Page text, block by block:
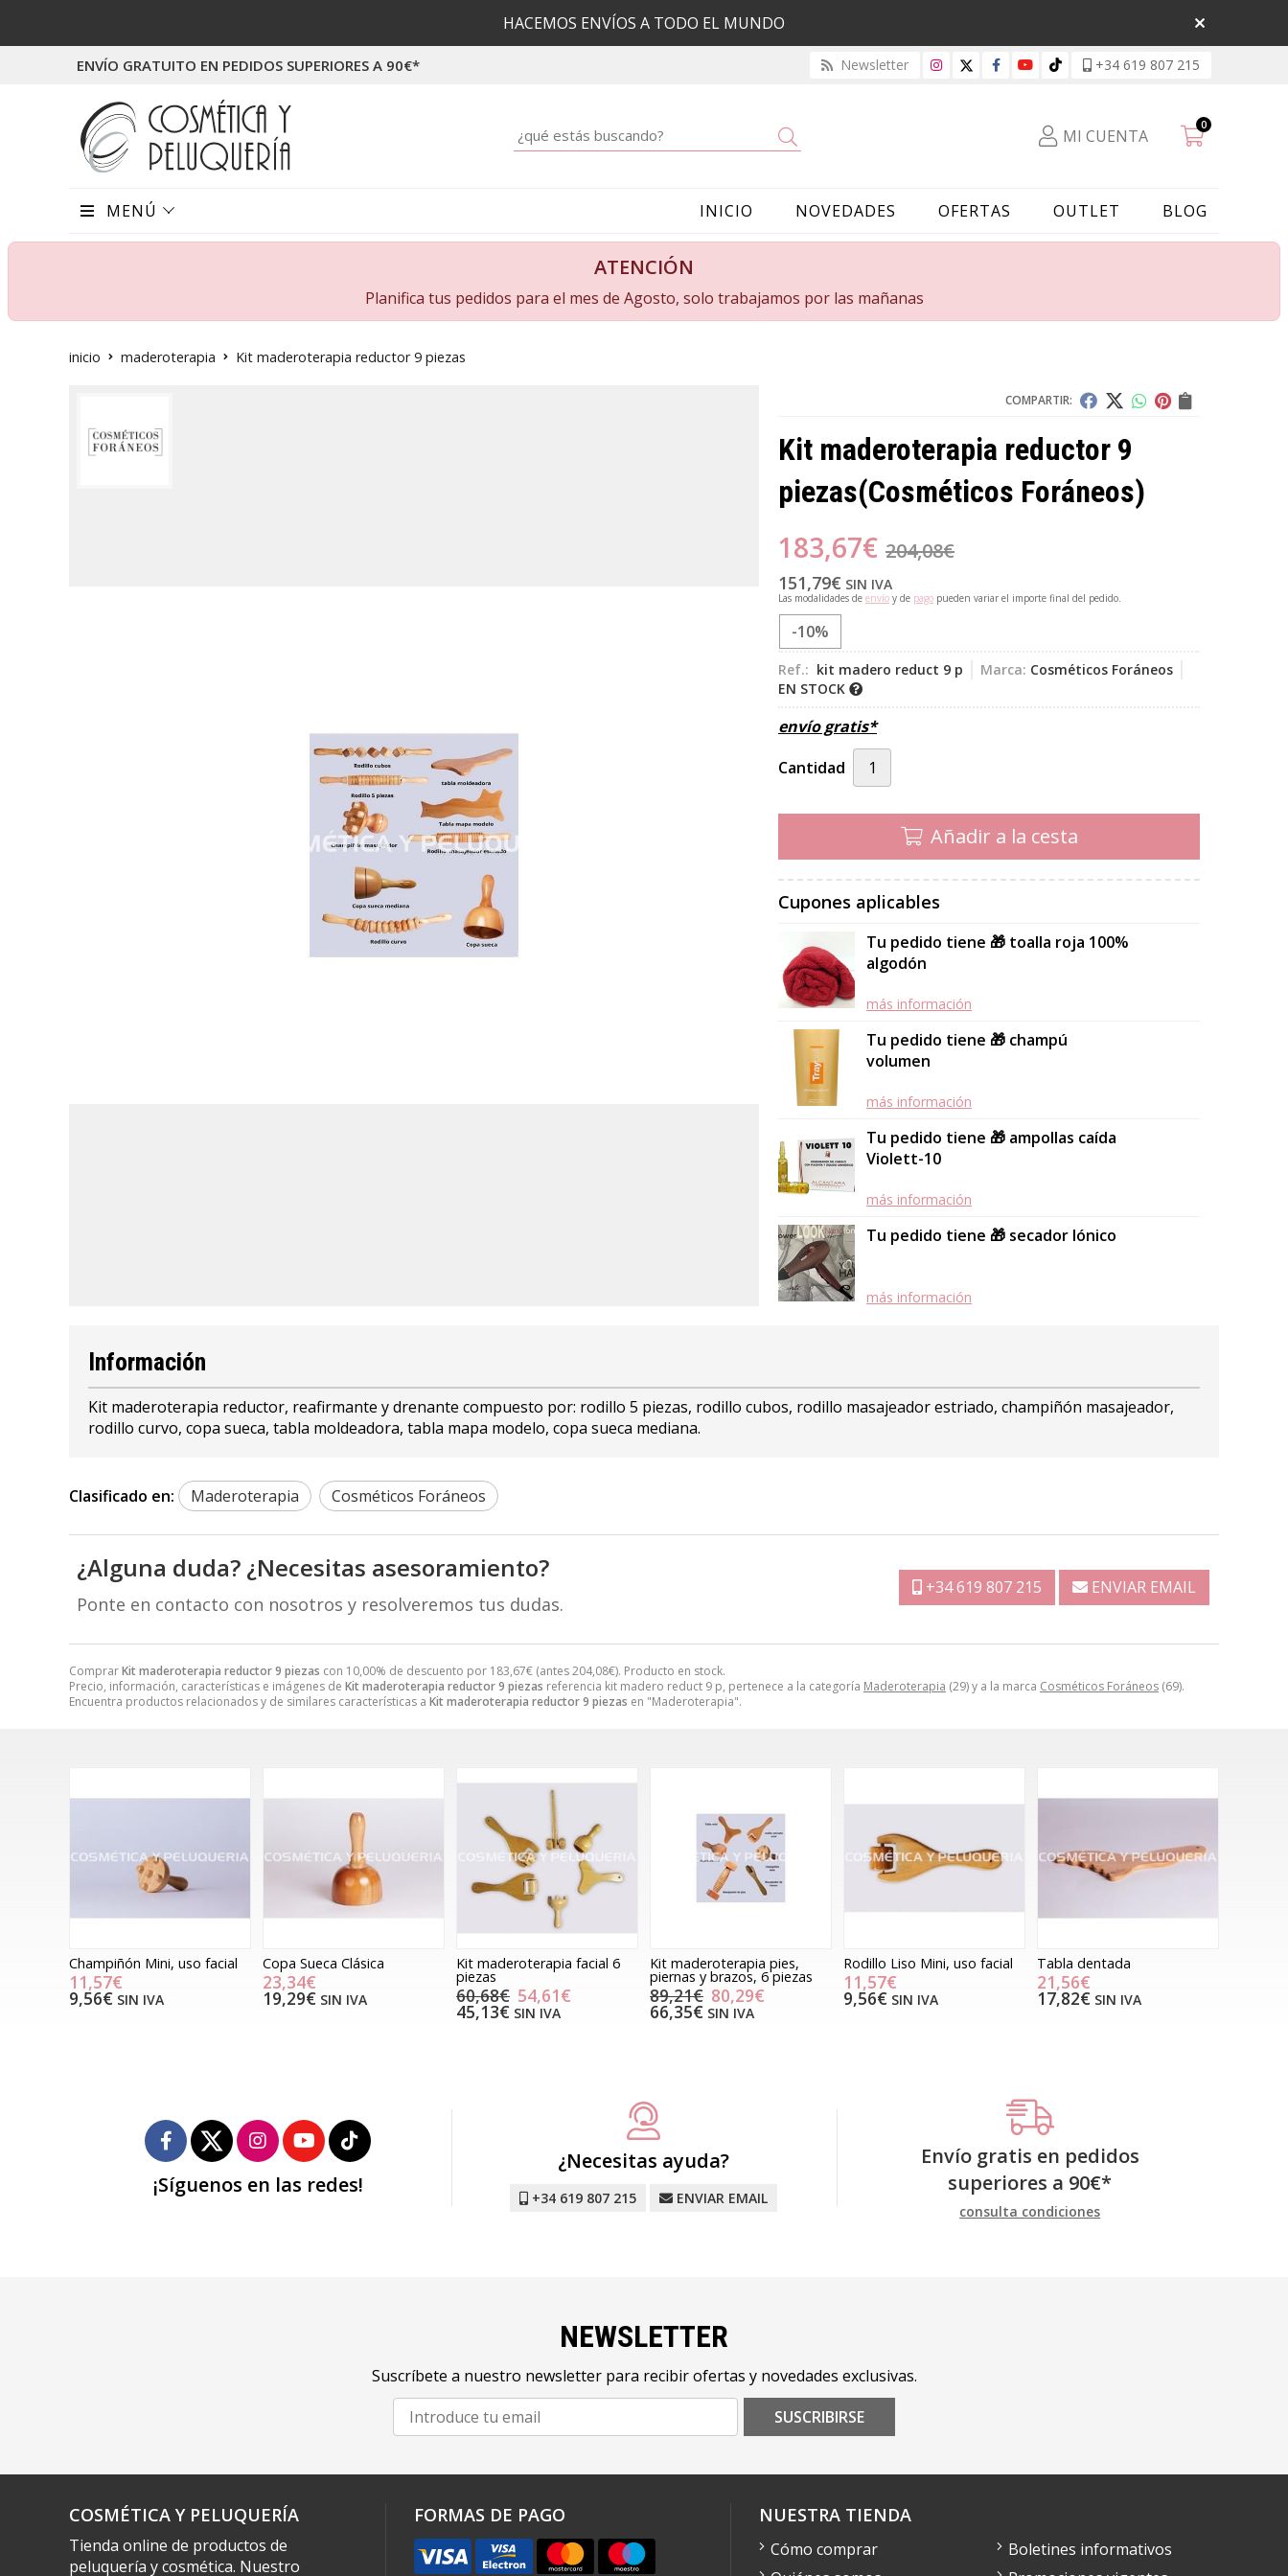
HACEMOS ENVÍOS A TODO EL MUNDO
ENVÍO GRATUITO EN PEDIDOS SUPERIORES A 90€* Newsletter +34 619 807 215
MI CUENTA
0
MENÚ INICIO NOVEDADES OFERTAS OUTLET BLOG
ATENCIÓN
Planifica tus pedidos para el mes de Agosto, solo trabajamos por las mañanas
inicio maderoterapia Kit maderoterapia reductor 9 piezas
COMPARTIR:
Kit maderoterapia reductor 9
piezas(Cosméticos Foráneos)
183,67€ 204,08€
151,79€ SIN IVA
Las modalidades de envío y de pago pueden variar el importe final del pedido.
-10%
Ref.: kit madero reduct 9 p Marca: Cosméticos Foráneos
EN STOCK
envío gratis*
Cantidad
Añadir a la cesta
Cupones aplicables
Tu pedido tiene 🎁 toalla roja 100%
algodón
más información
Tu pedido tiene 🎁 champú
volumen
más información
Tu pedido tiene 🎁 ampollas caída
Violett-10
más información
Tu pedido tiene 🎁 secador Iónico
más información
ComprarKit maderoterapia reductor 9 piezas con 10,00% de descuento por 183,67€ (antes204,08€). Producto en stock.
Precio, información, características e imágenes de Kit maderoterapia reductor 9 piezas referencia kit madero reduct 9 p, pertenece a la categoría Maderoterapia (29) y a la marca Cosméticos Foráneos (69).
Encuentra productos relacionados y de similares características a Kit maderoterapia reductor 9 piezas en "Maderoterapia".
Información
Kit maderoterapia reductor, reafirmante y drenante compuesto por: rodillo 5 piezas, rodillo cubos, rodillo masajeador estriado, champiñón masajeador,
rodillo curvo, copa sueca, tabla moldeadora, tabla mapa modelo, copa sueca mediana.
Clasificado en: Maderoterapia Cosméticos Foráneos
¿Alguna duda? ¿Necesitas asesoramiento?
Ponte en contacto con nosotros y resolveremos tus dudas.
+34 619 807 215 ENVIAR EMAIL
Champiñón Mini, uso facial
11,57€
9,56€ SIN IVA
Copa Sueca Clásica
23,34€
19,29€ SIN IVA
Kit maderoterapia facial 6
piezas
60,68€ 54,61€
45,13€ SIN IVA
Kit maderoterapia pies,
piernas y brazos, 6 piezas
89,21€ 80,29€
66,35€ SIN IVA
Rodillo Liso Mini, uso facial
11,57€
9,56€ SIN IVA
Tabla dentada
21,56€
17,82€ SIN IVA
¡Síguenos en las redes!
¿Necesitas ayuda?
+34 619 807 215 ENVIAR EMAIL
Envío gratis en pedidos
superiores a 90€*
consulta condiciones
NEWSLETTER
Suscríbete a nuestro newsletter para recibir ofertas y novedades exclusivas.
SUSCRIBIRSE
COSMÉTICA Y PELUQUERÍA
Tienda online de productos de
peluquería y cosmética. Nuestro
FORMAS DE PAGO NUESTRA TIENDA
Cómo comprar
Boletines informativos